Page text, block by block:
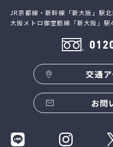
JR京都線・新幹線「新大阪」駅
大阪メトロ御堂筋線「新大阪」
交通
お問